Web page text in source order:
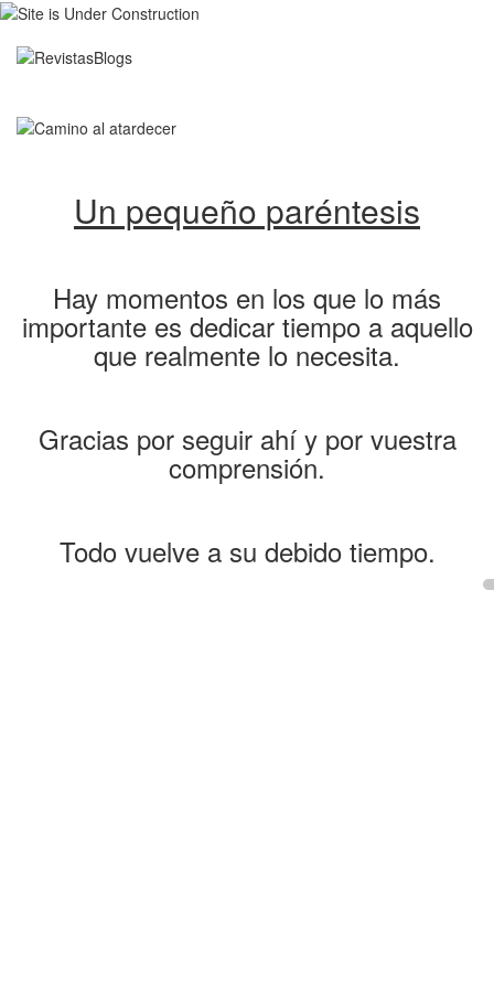
Un pequeño paréntesis
Hay momentos en los que lo más
importante es dedicar tiempo a aquello
que realmente lo necesita.
Gracias por seguir ahí y por vuestra
comprensión.
Todo vuelve a su debido tiempo.